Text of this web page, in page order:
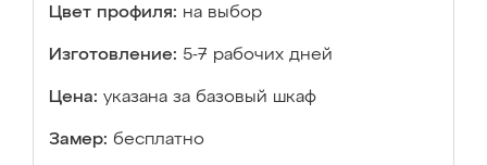
Цвет профиля: на выбор
Изготовление: 5-7 рабочих дней
Цена: указана за базовый шкаф
Замер: бесплатно